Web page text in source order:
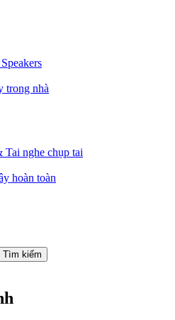
trong nhà
Tai nghe chụp tai
hoàn toàn
Tìm kiếm